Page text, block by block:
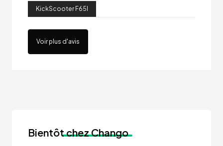
KickScooter F65I
Voir plus d'avis
Bientôtchez Chango